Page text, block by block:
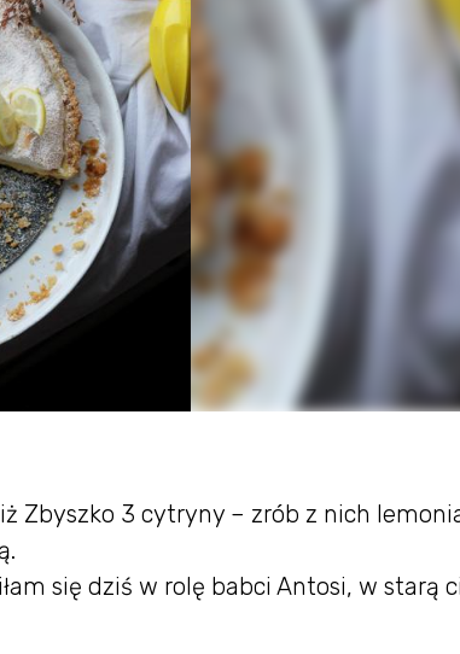
Zbyszko 3 cytryny – zrób z nich
się dziś w rolę babci Antosi, w starą